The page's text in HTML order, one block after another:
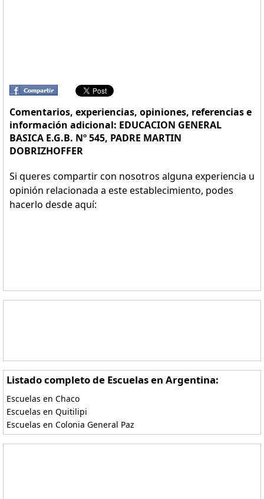
Comentarios, experiencias, opiniones, referencias e
información adicional: EDUCACION GENERAL
BASICA E.G.B. Nº 545, PADRE MARTIN
DOBRIZHOFFER
Si queres compartir con nosotros alguna experiencia u
opinión relacionada a este establecimiento, podes
hacerlo desde aquí:
Listado completo de Escuelas en Argentina:
Escuelas en Chaco
Escuelas en Quitilipi
Escuelas en Colonia General Paz